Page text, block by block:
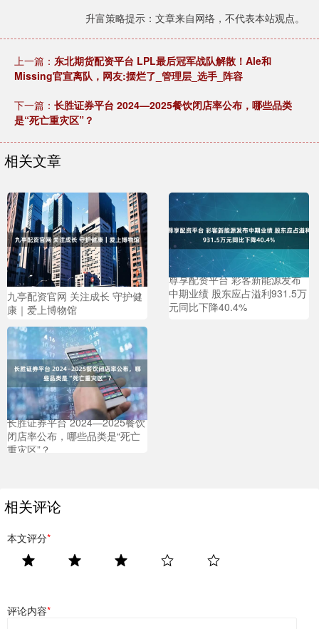
升富策略提示：文章来自网络，不代表本站观点。
上一篇： 东北期货配资平台 LPL最后冠军战队解散！Ale和
Missing官宣离队，网友:摆烂了_管理层_选手_阵容
下一篇： 长胜证券平台 2024—2025餐饮闭店率公布，哪些品类
是“死亡重灾区”？
相关文章
九亭配资官网 关注成长 守护健
康｜爱上博物馆
尊享配资平台 彩客新能源发布
中期业绩 股东应占溢利931.5万
元同比下降40.4%
长胜证券平台 2024—2025餐饮
闭店率公布，哪些品类是“死亡
重灾区”？
相关评论
本文评分*
评论内容*